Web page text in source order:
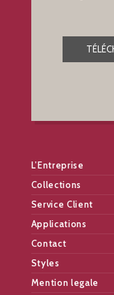
L’Entreprise
Collections
Service Client
Applications
Contact
Styles
Mention legale